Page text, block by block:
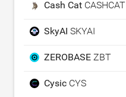
Cash Cat CASHCAT
SkyAI SKYAI
ZEROBASE ZBT
Cysic CYS